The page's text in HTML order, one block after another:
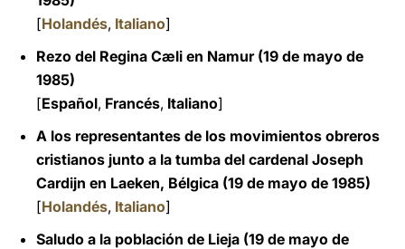
[Holandés, Italiano]
Rezo del Regina Cæli en Namur(19 de mayo de
1985)
[Español, Francés, Italiano]
A los representantes de los movimientos obreros
cristianos junto a la tumba del cardenal Joseph
Cardijn en Laeken, Bélgica (19 de mayo de 1985)
[Holandés, Italiano]
Saludo a la población de Lieja (19 de mayo de